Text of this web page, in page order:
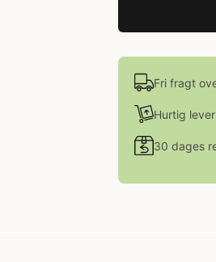
Fri fragt
Hurtig
30 dages